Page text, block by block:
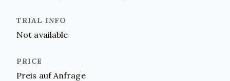
Not available
Preis auf Anfrage